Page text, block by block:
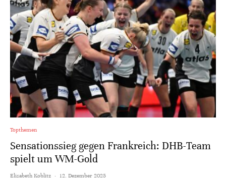
Topthemen
Sensationssieg gegen Frankreich: DHB-Team
spielt um WM-Gold
Elisabeth Koblitz · 12. Dezember 2025